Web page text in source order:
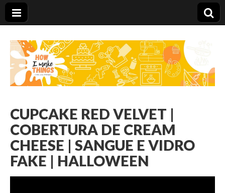
Carolina Stefano
CUPCAKE RED VELVET |
COBERTURA DE CREAM
CHEESE | SANGUE E VIDRO
FAKE | HALLOWEEN